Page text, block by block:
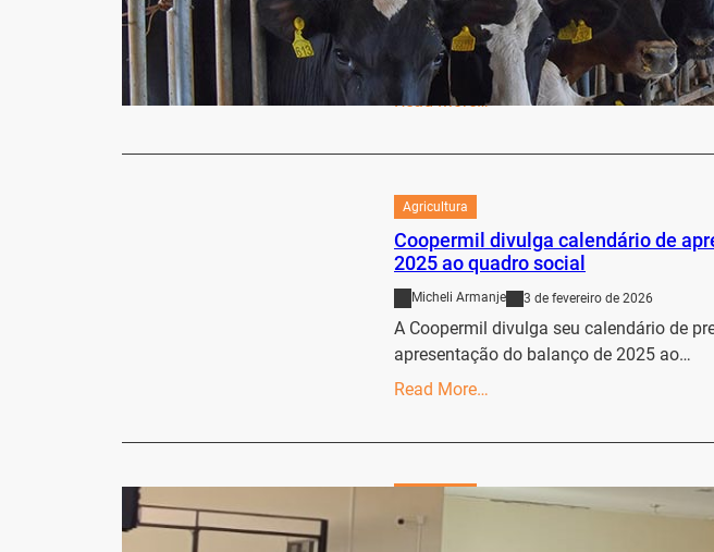
Micheli Armanje 13 de fevereiro de 2026
Pela primeira vez em sua história, a
aos produtores de leite.…
Read More…
Agricultura
Coopermil divulga calendário de
2025 ao quadro social
Micheli Armanje 3 de fevereiro de 2026
A Coopermil divulga seu calendário de
apresentação do balanço de 2025 ao…
Read More…
Agricultura
Formação em boas práticas